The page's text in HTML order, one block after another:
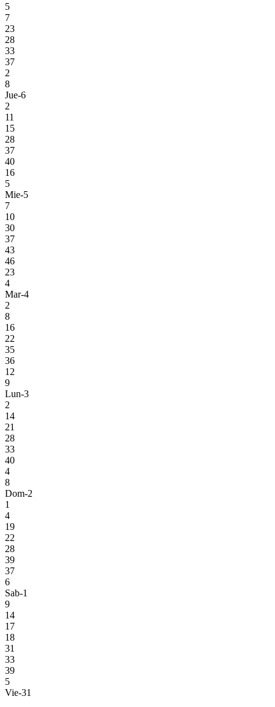
5
7
23
28
33
37
2
8
Jue-6
2
11
15
28
37
40
16
5
Mie-5
7
10
30
37
43
46
23
4
Mar-4
2
8
16
22
35
36
12
9
Lun-3
2
14
21
28
33
40
4
8
Dom-2
1
4
19
22
28
39
37
6
Sab-1
9
14
17
18
31
33
39
5
Vie-31